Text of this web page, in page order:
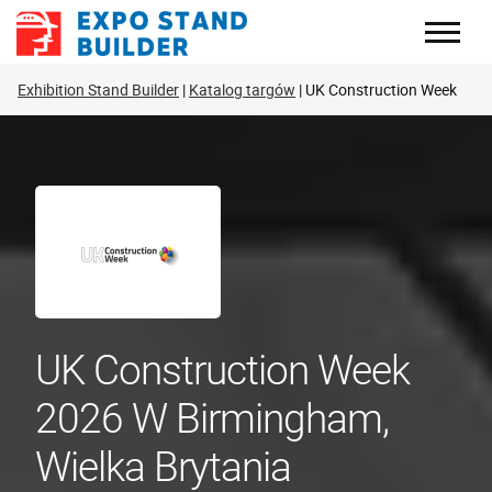
Skip
Exhibition Stand Builder Katalog targów UK Construction Week
UK Construction Week
2026 W Birmingham,
Wielka Brytania